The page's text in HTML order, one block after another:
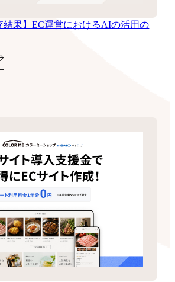
結果】EC運営におけるAIの活用の